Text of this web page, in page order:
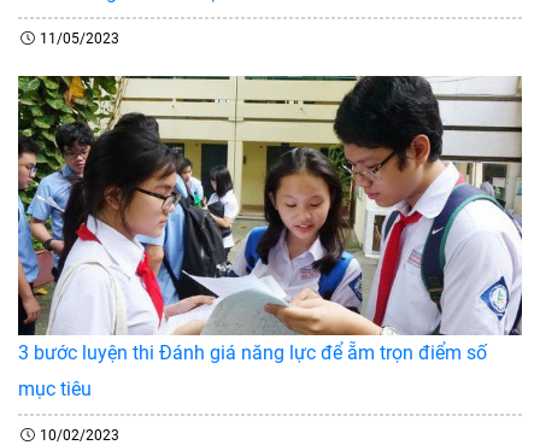
11/05/2023
3 bước luyện thi Đánh giá năng lực để ẵm trọn điểm số
mục tiêu
10/02/2023